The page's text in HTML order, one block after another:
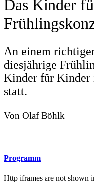
Das Kinder
An einem
diesjährige
Kinder für Kinder
statt.
Von Olaf Böhlk
Programm
Http iframes are not shown